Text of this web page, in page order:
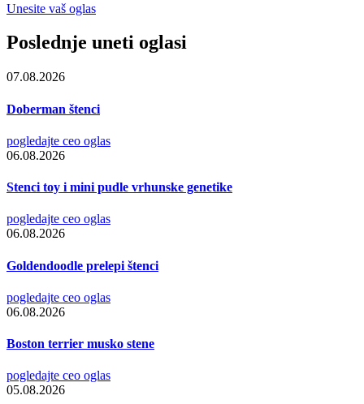
Unesite vaš oglas
Poslednje uneti oglasi
07.08.2026
Doberman štenci
pogledajte ceo oglas
06.08.2026
Stenci toy i mini pudle vrhunske genetike
pogledajte ceo oglas
06.08.2026
Goldendoodle prelepi štenci
pogledajte ceo oglas
06.08.2026
Boston terrier musko stene
pogledajte ceo oglas
05.08.2026